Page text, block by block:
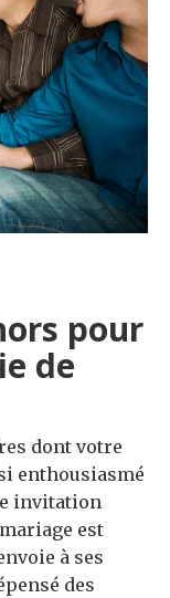
pour
de
dont votre
enthousiasmé
invitation
est
à ses
des